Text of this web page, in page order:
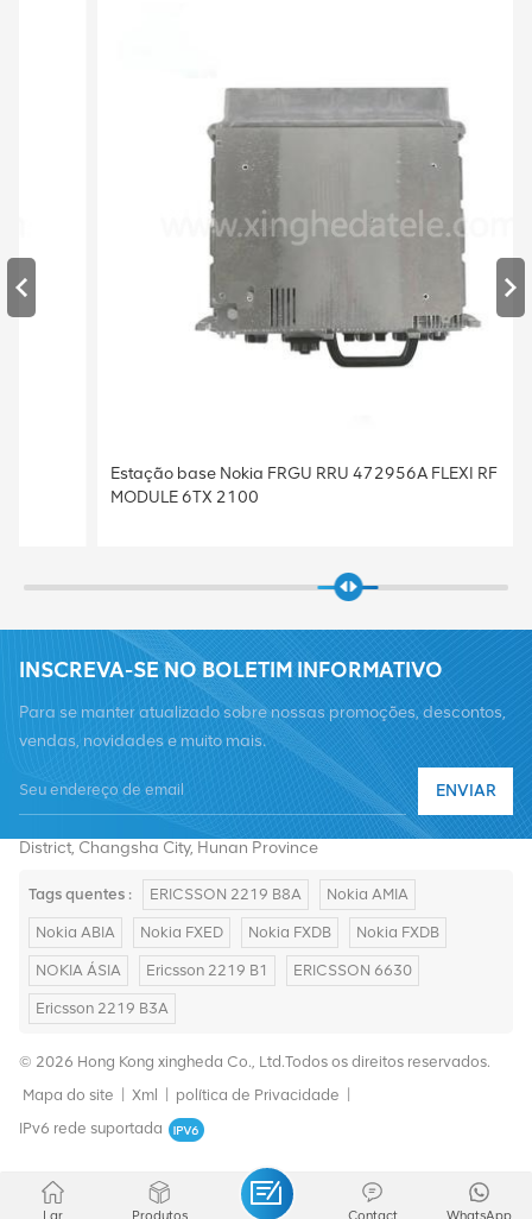
Estação base Nokia FRGU RRU 472956A FLEXI RF
MODULE 6TX 2100
INSCREVA-SE NO BOLETIM INFORMATIVO
Para se manter atualizado sobre nossas promoções, descontos,
vendas, novidades e muito mais.
ENVIAR
E-mail :summer@chinaxingheda.com
Endereço : 2506 Xidi Building, No. 8 Fenglin Third Road,Yuelu
District, Changsha City, Hunan Province
Tags quentes : ERICSSON 2219 B8A Nokia AMIA
Nokia ABIA Nokia FXED Nokia FXDB Nokia FXDB
NOKIA ÁSIA Ericsson 2219 B1 ERICSSON 6630
Ericsson 2219 B3A
© 2026 Hong Kong xingheda Co., Ltd.Todos os direitos reservados.
Mapa do site
Xml política de Privacidade
IPv6 rede suportada
Lar Produtos WhatsApp
Contact